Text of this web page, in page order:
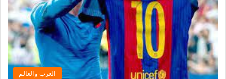
العرب والعالم